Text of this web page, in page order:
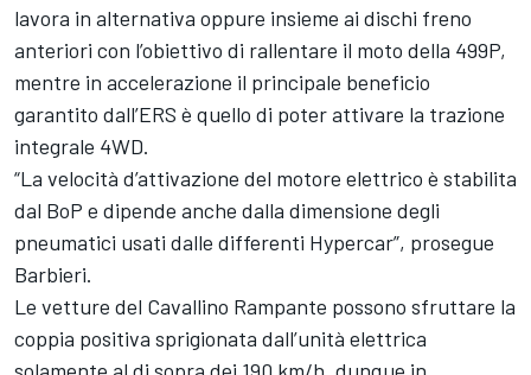
lavora in alternativa oppure insieme ai dischi freno
anteriori con l’obiettivo di rallentare il moto della 499P,
mentre in accelerazione il principale beneficio
garantito dall’ERS è quello di poter attivare la trazione
integrale 4WD.
“La velocità d’attivazione del motore elettrico è stabilita
dal BoP e dipende anche dalla dimensione degli
pneumatici usati dalle differenti Hypercar”, prosegue
Barbieri.
Le vetture del Cavallino Rampante possono sfruttare la
coppia positiva sprigionata dall’unità elettrica